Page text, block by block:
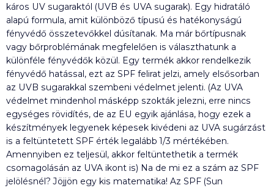
káros UV sugaraktól (UVB és UVA sugarak). Egy hidratáló
alapú formula, amit különböző típusú és hatékonyságú
fényvédő összetevőkkel dúsítanak. Ma már bőrtípusnak
vagy bőrproblémának megfelelően is választhatunk a
különféle fényvédők közül. Egy termék akkor rendelkezik
fényvédő hatással, ezt az SPF felirat jelzi, amely elsősorban
az UVB sugarakkal szembeni védelmet jelenti. (Az UVA
védelmet mindenhol másképp szokták jelezni, erre nincs
egységes rövidítés, de az EU egyik ajánlása, hogy ezek a
készítmények legyenek képesek kivédeni az UVA sugárzást
is a feltüntetett SPF érték legalább 1/3 mértékében.
Amennyiben ez teljesül, akkor feltüntethetik a termék
csomagolásán az UVA ikont is) Na de mi ez a szám az SPF
jelölésnél? Jöjjön egy kis matematika! Az SPF (Sun